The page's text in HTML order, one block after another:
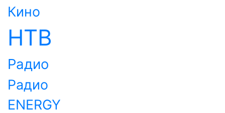
Кино
НТВ
Радио
Радио
ENERGY